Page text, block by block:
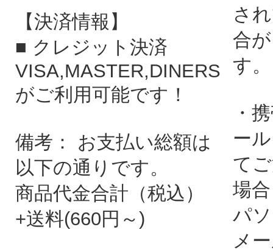
【決済情報】
■ クレジット決済
VISA,MASTER,DINERS
がご利用可能です！
備考： お支払い総額は
以下の通りです。
商品代金合計（税込）
+送料(660円～)
さ
合
す。
・
ー
て
場合
パ
メ